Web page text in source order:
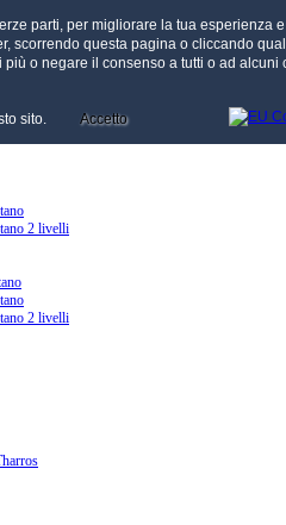
2 livelli
2 livelli
parti, per migliorare la tua esperienza
scorrendo questa pagina o cliccando
più o negare il consenso a tutti o ad
sito. Accetto